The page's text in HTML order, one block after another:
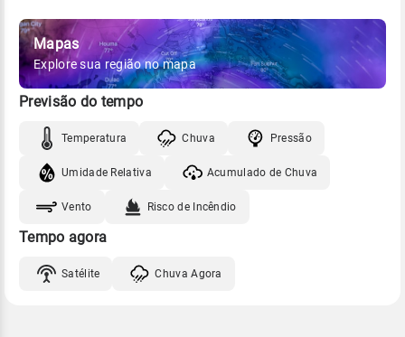
Mapas
Explore sua região no mapa
Previsão do tempo
Temperatura Chuva Pressão
Umidade Relativa Acumulado de Chuva
Vento Risco de Incêndio
Tempo agora
Satélite Chuva Agora